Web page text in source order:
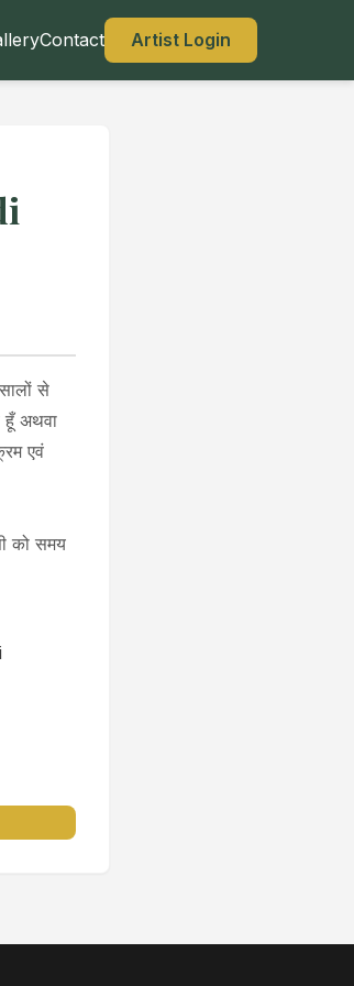
Contact Artist Login
से
हूँ अथवा
एवं
को समय